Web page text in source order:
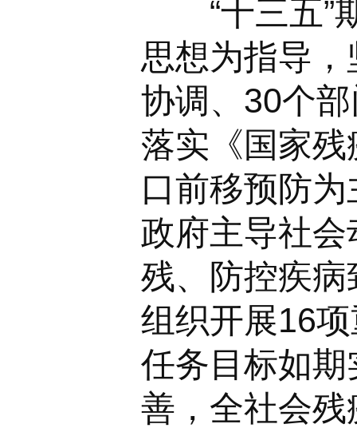
“十三五”期
思想为指导
协调、30个
落实《国家
口前移预防
政府主导社
残、防控疾
组织开展16
任务目标如
善，全社会